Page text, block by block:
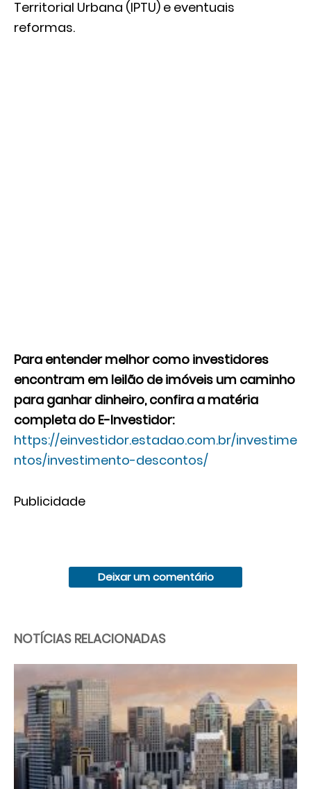
Territorial Urbana (IPTU) e eventuais
reformas.
Para entender melhor como investidores
encontram em leilão de imóveis um caminho
para ganhar dinheiro, confira a matéria
completa do E-Investidor:
https://einvestidor.estadao.com.br/investime
ntos/investimento-descontos/
Publicidade
Deixar um comentário
NOTÍCIAS RELACIONADAS